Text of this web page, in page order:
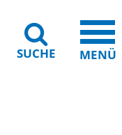
SUCHE MENÜ